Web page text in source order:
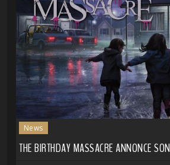
News
THE BIRTHDAY MASSACRE ANNONCE